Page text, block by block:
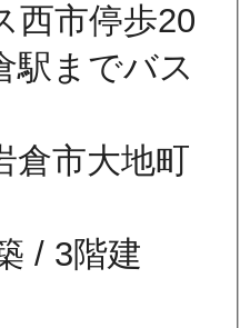
西市停歩20
までバス
倉市大地町
/ 3階建